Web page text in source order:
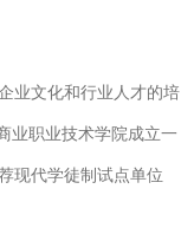
业文化和行业人才的培
业职业技术学院成立一
现代学徒制试点单位